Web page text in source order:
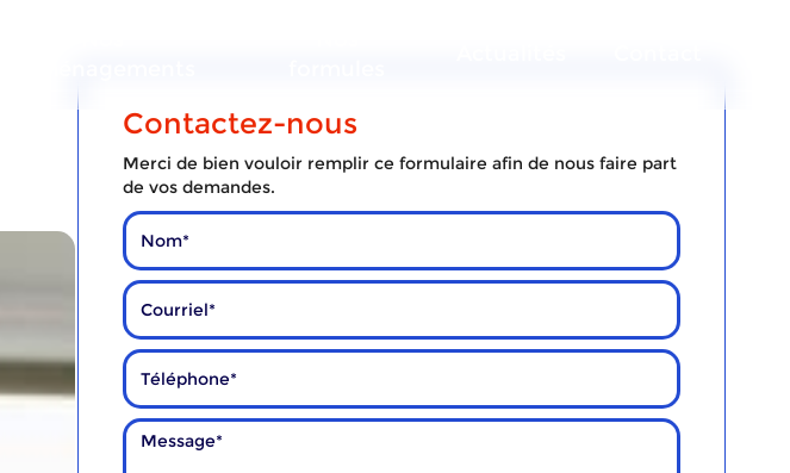
Contactez-nous
Merci de bien vouloir remplir ce formulaire afin de nous faire part
de vos demandes.